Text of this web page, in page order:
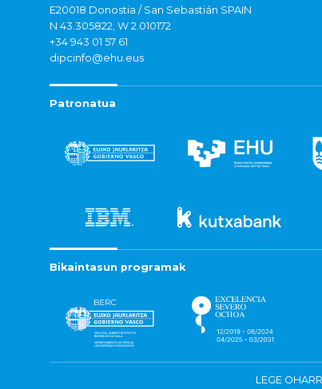
E20018 Donostia / San Sebastián SPAIN
N 43.305822, W 2.010172
+34 943 01 57 61
dipcinfo@ehu.eus
Patronatua
Bikaintasun programak
LEGE